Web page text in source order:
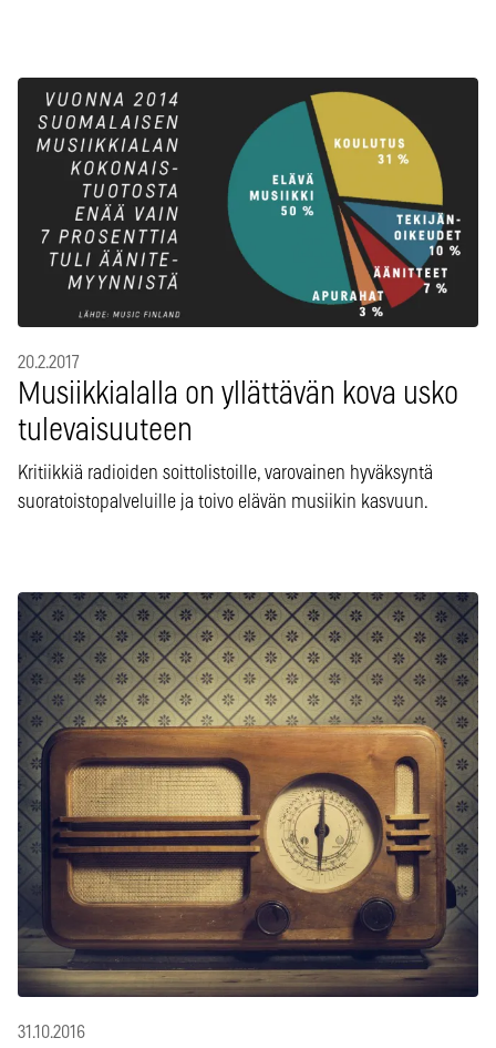
20.2.2017
Musiikkialalla on yllättävän kova usko
tulevaisuuteen
Kritiikkiä radioiden soittolistoille, varovainen hyväksyntä
suoratoistopalveluille ja toivo elävän musiikin kasvuun.
31.10.2016